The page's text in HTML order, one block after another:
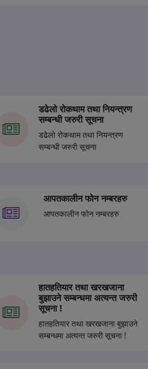
डढेलो रोकथाम तथा नियन्त्रण
सम्बन्धी जरुरी सूचना
डढेलो रोकथाम तथा नियन्त्रण
सम्बन्धी जरुरी सूचना
आपतकालीन फोन नम्बरहरु
आपतकालीन फोन नम्बरहरु
हातहतियार तथा खरखजाना
बुझाउने सम्बन्धमा अत्यन्त जरुरी
सूचना !
हातहतियार तथा खरखजाना बुझाउने
सम्बन्धमा अत्यन्त जरुरी सूचना !